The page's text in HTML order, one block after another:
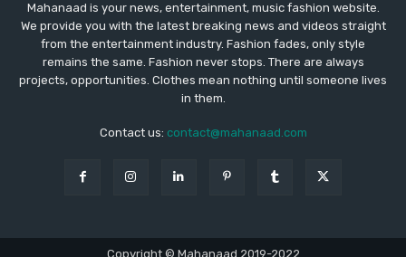
Mahanaad is your news, entertainment, music fashion website.
We provide you with the latest breaking news and videos straight
from the entertainment industry. Fashion fades, only style
remains the same. Fashion never stops. There are always
projects, opportunities. Clothes mean nothing until someone lives
in them.
Contact us: contact@mahanaad.com
Copyright © Mahanaad 2019-2022